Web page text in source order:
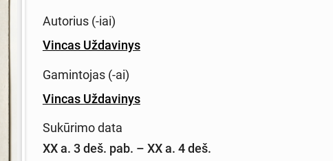
Autorius (-iai)
Vincas Uždavinys
Gamintojas (-ai)
Vincas Uždavinys
Sukūrimo data
XX a. 3 deš. pab. – XX a. 4 deš.